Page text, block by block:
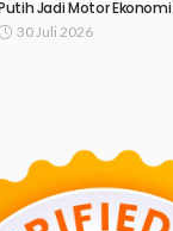
Jadi Motor
30 Juli 2026